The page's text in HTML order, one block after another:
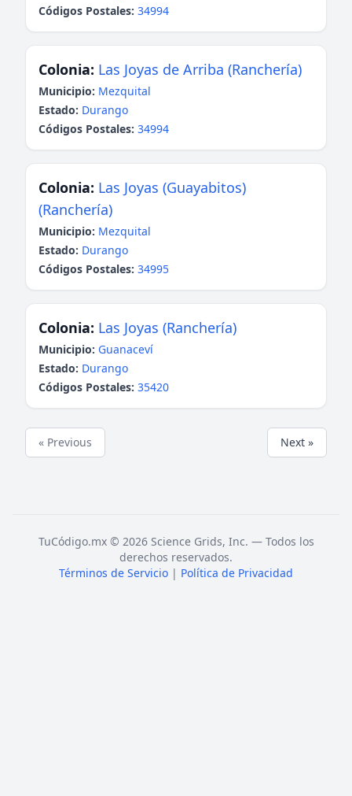
Códigos Postales: 34994
Colonia: Las Joyas de Arriba (Ranchería)
Municipio: Mezquital
Estado: Durango
Códigos Postales: 34994
Colonia: Las Joyas (Guayabitos)
(Ranchería)
Municipio: Mezquital
Estado: Durango
Códigos Postales: 34995
Colonia: Las Joyas (Ranchería)
Municipio: Guanaceví
Estado: Durango
Códigos Postales: 35420
« Previous Next »
TuCódigo.mx © 2026 Science Grids, Inc. — Todos los
derechos reservados.
Términos de Servicio | Política de Privacidad